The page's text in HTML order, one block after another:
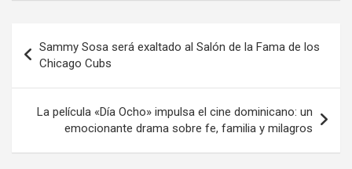
Navegación
de
entradas
Sammy Sosa será exaltado al Salón de la Fama de los
Chicago Cubs
La película «Día Ocho» impulsa el cine dominicano: un
emocionante drama sobre fe, familia y milagros